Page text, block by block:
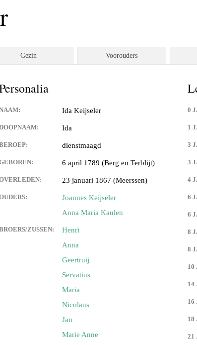
en Tina Vleugels
(Wittem)
en Louisa Sintzen
en Anneke Spaaij
Keijdener en Trine Van
Keijdener en Tineke
en Hermien
Keijdener en Tina van
Keijdener en Riet Jansen
en Maria Eussen
Gezin Voorouders
Ida Keijseler
Ida
dienstmaagd
6 april 1789 (Berg en Terblijt)
23 januari 1867 (Meerssen)
Joannes Keijseler
Anna Maria Kaulen
ZUSSEN:
Henri
Anna
Geertruij
Servatius
Maria
Nicolaus
Jan
Marie Anne
0
1
3
3
4
6
6
8
8
10
14
16
18
21